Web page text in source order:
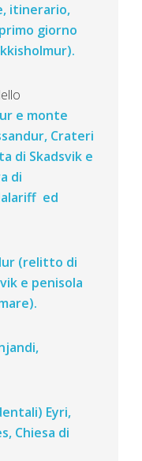
itinerario,
giorno
e monte
Crateri
di Skadsvik e
di
ed
(relitto di
e penisola
Eyri,
Chiesa di